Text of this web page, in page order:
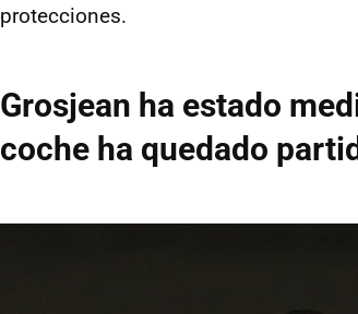
protecciones.
Grosjean ha estado
coche ha quedado